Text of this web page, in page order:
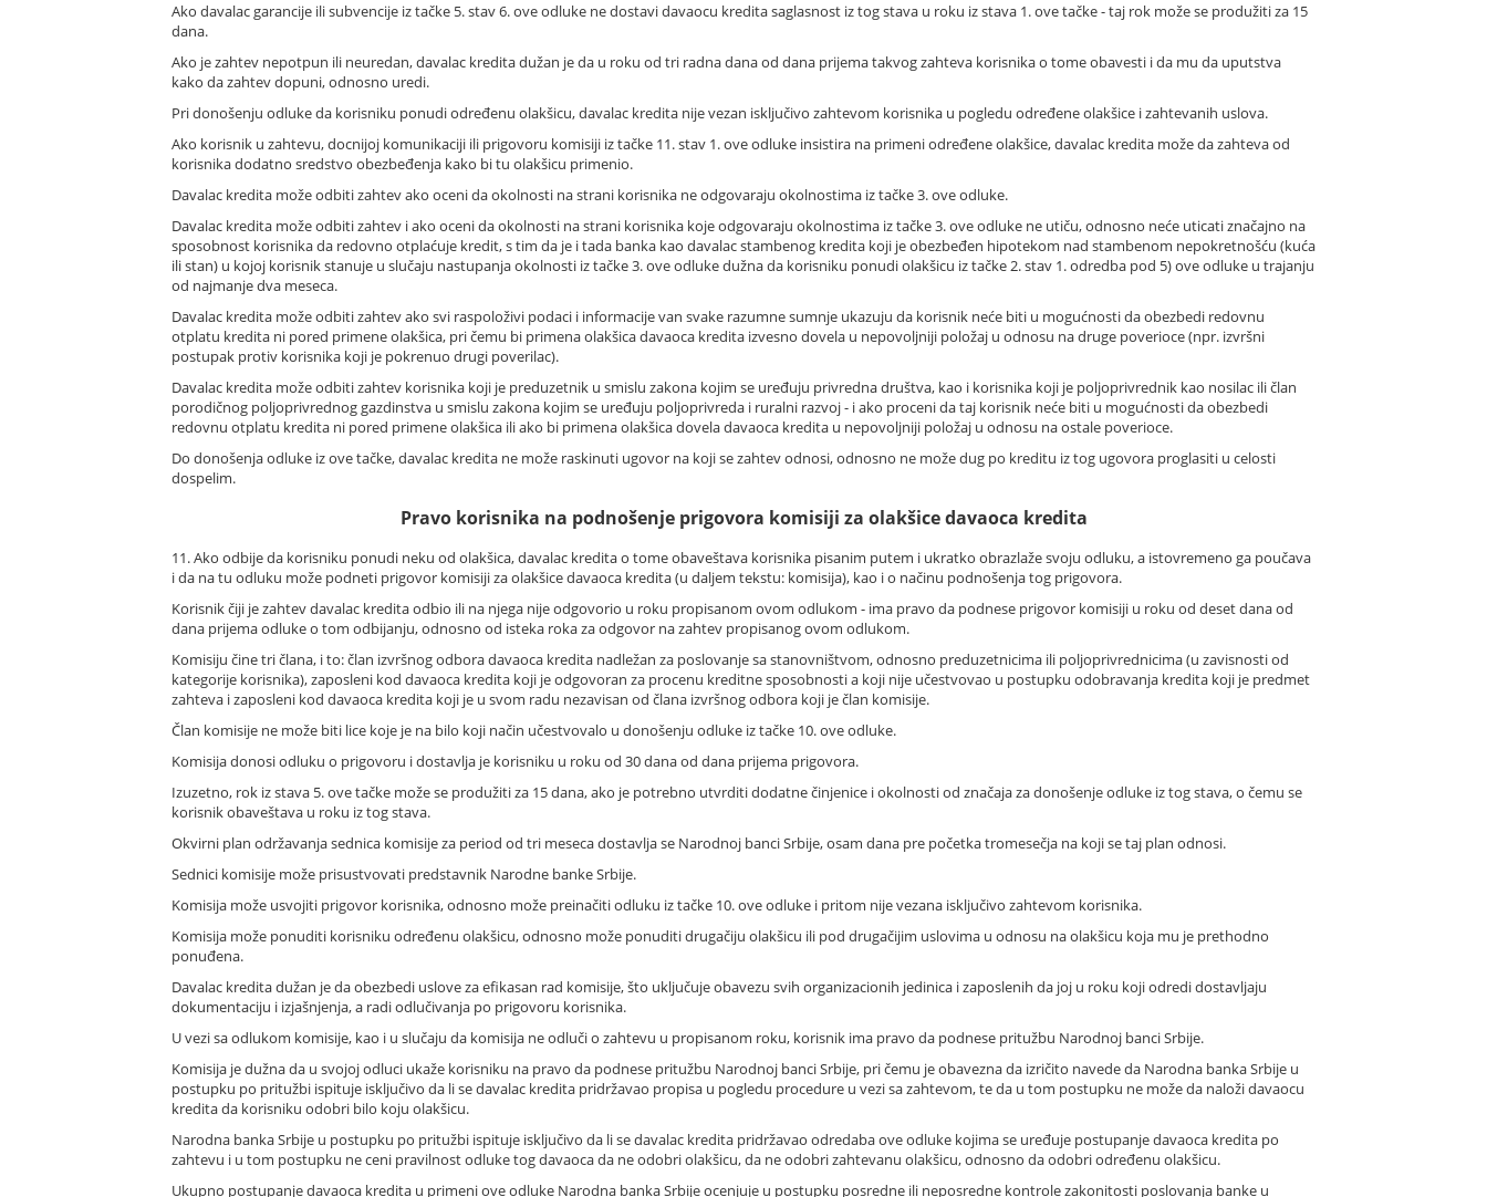
Ako davalac garancije ili subvencije iz tačke 5. stav 6. ove odluke ne dostavi davaocu kredita saglasnost iz tog stava u roku iz stava 1. ove tačke - taj rok može se produžiti za 15
dana.
Ako je zahtev nepotpun ili neuredan, davalac kredita dužan je da u roku od tri radna dana od dana prijema takvog zahteva korisnika o tome obavesti i da mu da uputstva
kako da zahtev dopuni, odnosno uredi.
Pri donošenju odluke da korisniku ponudi određenu olakšicu, davalac kredita nije vezan isključivo zahtevom korisnika u pogledu određene olakšice i zahtevanih uslova.
Ako korisnik u zahtevu, docnijoj komunikaciji ili prigovoru komisiji iz tačke 11. stav 1. ove odluke insistira na primeni određene olakšice, davalac kredita može da zahteva od
korisnika dodatno sredstvo obezbeđenja kako bi tu olakšicu primenio.
Davalac kredita može odbiti zahtev ako oceni da okolnosti na strani korisnika ne odgovaraju okolnostima iz tačke 3. ove odluke.
Davalac kredita može odbiti zahtev i ako oceni da okolnosti na strani korisnika koje odgovaraju okolnostima iz tačke 3. ove odluke ne utiču, odnosno neće uticati značajno na
sposobnost korisnika da redovno otplaćuje kredit, s tim da je i tada banka kao davalac stambenog kredita koji je obezbeđen hipotekom nad stambenom nepokretnošću (kuća
ili stan) u kojoj korisnik stanuje u slučaju nastupanja okolnosti iz tačke 3. ove odluke dužna da korisniku ponudi olakšicu iz tačke 2. stav 1. odredba pod 5) ove odluke u trajanju
od najmanje dva meseca.
Davalac kredita može odbiti zahtev ako svi raspoloživi podaci i informacije van svake razumne sumnje ukazuju da korisnik neće biti u mogućnosti da obezbedi redovnu
otplatu kredita ni pored primene olakšica, pri čemu bi primena olakšica davaoca kredita izvesno dovela u nepovoljniji položaj u odnosu na druge poverioce (npr. izvršni
postupak protiv korisnika koji je pokrenuo drugi poverilac).
Davalac kredita može odbiti zahtev korisnika koji je preduzetnik u smislu zakona kojim se uređuju privredna društva, kao i korisnika koji je poljoprivrednik kao nosilac ili član
porodičnog poljoprivrednog gazdinstva u smislu zakona kojim se uređuju poljoprivreda i ruralni razvoj - i ako proceni da taj korisnik neće biti u mogućnosti da obezbedi
redovnu otplatu kredita ni pored primene olakšica ili ako bi primena olakšica dovela davaoca kredita u nepovoljniji položaj u odnosu na ostale poverioce.
Do donošenja odluke iz ove tačke, davalac kredita ne može raskinuti ugovor na koji se zahtev odnosi, odnosno ne može dug po kreditu iz tog ugovora proglasiti u celosti
dospelim.
Pravo korisnika na podnošenje prigovora komisiji za olakšice davaoca kredita
11. Ako odbije da korisniku ponudi neku od olakšica, davalac kredita o tome obaveštava korisnika pisanim putem i ukratko obrazlaže svoju odluku, a istovremeno ga poučava
i da na tu odluku može podneti prigovor komisiji za olakšice davaoca kredita (u daljem tekstu: komisija), kao i o načinu podnošenja tog prigovora.
Korisnik čiji je zahtev davalac kredita odbio ili na njega nije odgovorio u roku propisanom ovom odlukom - ima pravo da podnese prigovor komisiji u roku od deset dana od
dana prijema odluke o tom odbijanju, odnosno od isteka roka za odgovor na zahtev propisanog ovom odlukom.
Komisiju čine tri člana, i to: član izvršnog odbora davaoca kredita nadležan za poslovanje sa stanovništvom, odnosno preduzetnicima ili poljoprivrednicima (u zavisnosti od
kategorije korisnika), zaposleni kod davaoca kredita koji je odgovoran za procenu kreditne sposobnosti a koji nije učestvovao u postupku odobravanja kredita koji je predmet
zahteva i zaposleni kod davaoca kredita koji je u svom radu nezavisan od člana izvršnog odbora koji je član komisije.
Član komisije ne može biti lice koje je na bilo koji način učestvovalo u donošenju odluke iz tačke 10. ove odluke.
Komisija donosi odluku o prigovoru i dostavlja je korisniku u roku od 30 dana od dana prijema prigovora.
Izuzetno, rok iz stava 5. ove tačke može se produžiti za 15 dana, ako je potrebno utvrditi dodatne činjenice i okolnosti od značaja za donošenje odluke iz tog stava, o čemu se
korisnik obaveštava u roku iz tog stava.
Okvirni plan održavanja sednica komisije za period od tri meseca dostavlja se Narodnoj banci Srbije, osam dana pre početka tromesečja na koji se taj plan odnosi.
Sednici komisije može prisustvovati predstavnik Narodne banke Srbije.
Komisija može usvojiti prigovor korisnika, odnosno može preinačiti odluku iz tačke 10. ove odluke i pritom nije vezana isključivo zahtevom korisnika.
Komisija može ponuditi korisniku određenu olakšicu, odnosno može ponuditi drugačiju olakšicu ili pod drugačijim uslovima u odnosu na olakšicu koja mu je prethodno
ponuđena.
Davalac kredita dužan je da obezbedi uslove za efikasan rad komisije, što uključuje obavezu svih organizacionih jedinica i zaposlenih da joj u roku koji odredi dostavljaju
dokumentaciju i izjašnjenja, a radi odlučivanja po prigovoru korisnika.
U vezi sa odlukom komisije, kao i u slučaju da komisija ne odluči o zahtevu u propisanom roku, korisnik ima pravo da podnese pritužbu Narodnoj banci Srbije.
Komisija je dužna da u svojoj odluci ukaže korisniku na pravo da podnese pritužbu Narodnoj banci Srbije, pri čemu je obavezna da izričito navede da Narodna banka Srbije u
postupku po pritužbi ispituje isključivo da li se davalac kredita pridržavao propisa u pogledu procedure u vezi sa zahtevom, te da u tom postupku ne može da naloži davaocu
kredita da korisniku odobri bilo koju olakšicu.
Narodna banka Srbije u postupku po pritužbi ispituje isključivo da li se davalac kredita pridržavao odredaba ove odluke kojima se uređuje postupanje davaoca kredita po
zahtevu i u tom postupku ne ceni pravilnost odluke tog davaoca da ne odobri olakšicu, da ne odobri zahtevanu olakšicu, odnosno da odobri određenu olakšicu.
Ukupno postupanje davaoca kredita u primeni ove odluke Narodna banka Srbije ocenjuje u postupku posredne ili neposredne kontrole zakonitosti poslovanja banke u